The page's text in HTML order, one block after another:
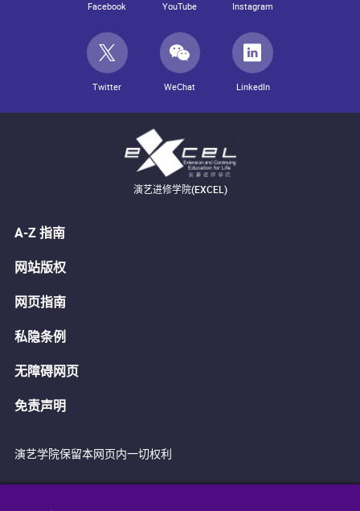
Facebook YouTube Instagram
Twitter WeChat LinkedIn
演艺进修学院(EXCEL)
A-Z 指南
网站版权
网页指南
私隐条例
无障碍网页
免责声明
演艺学院保留本网页内一切权利